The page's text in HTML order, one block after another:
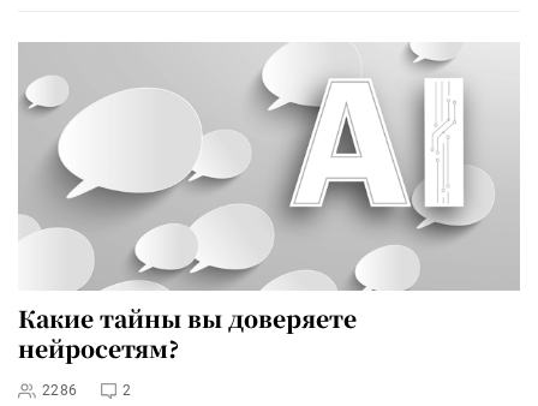
Какие тайны вы доверяете
нейросетям?
2286 2